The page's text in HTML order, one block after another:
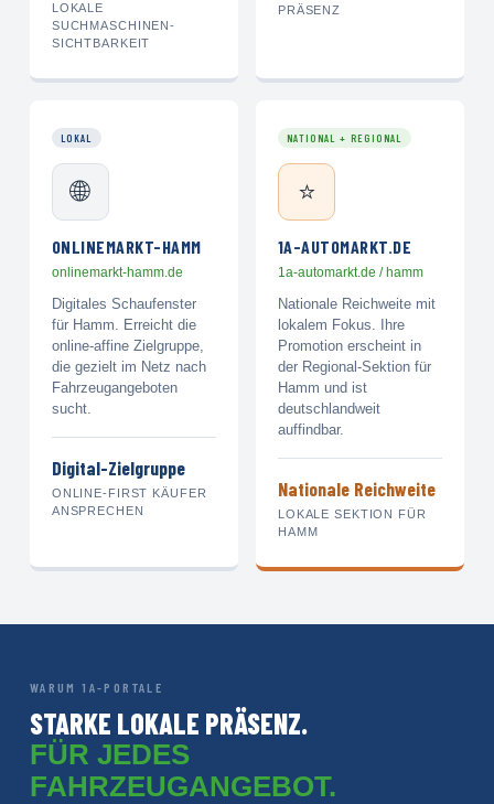
LOKALE
SUCHMASCHINEN-
SICHTBARKEIT
PRÄSENZ
LOKAL
🌐
ONLINEMARKT-HAMM
onlinemarkt-hamm.de
Digitales Schaufenster
für Hamm. Erreicht die
online-affine Zielgruppe,
die gezielt im Netz nach
Fahrzeugangeboten
sucht.
Digital-Zielgruppe
ONLINE-FIRST KÄUFER
ANSPRECHEN
NATIONAL + REGIONAL
⭐
1A-AUTOMARKT.DE
1a-automarkt.de / hamm
Nationale Reichweite mit
lokalem Fokus. Ihre
Promotion erscheint in
der Regional-Sektion für
Hamm und ist
deutschlandweit
auffindbar.
Nationale Reichweite
LOKALE SEKTION FÜR
HAMM
WARUM 1A-PORTALE
STARKE LOKALE PRÄSENZ.
FÜR JEDES
FAHRZEUGANGEBOT.